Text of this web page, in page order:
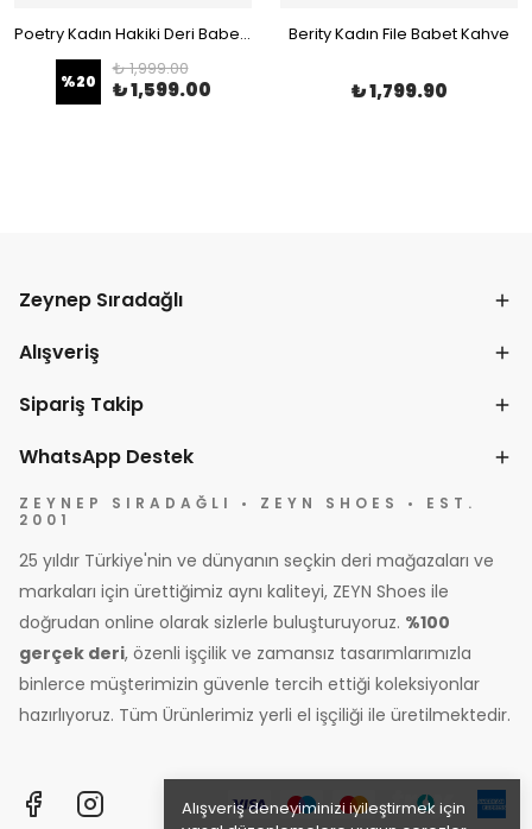
Alışveriş deneyiminizi iyileştirmek için
Poetry Kadın Hakiki Deri Babet Bej
%20
₺ 1,999.00
₺ 1,599.00
Berity Kadın File Babet Kahve
₺ 1,799.90
Zeynep Sıradağlı
Alışveriş
Sipariş Takip
WhatsApp Destek
ZEYNEP SIRADAĞLI • ZEYN SHOES • EST.
2001
25 yıldır Türkiye'nin ve dünyanın seçkin deri mağazaları ve
markaları için ürettiğimiz aynı kaliteyi, ZEYN Shoes ile
doğrudan online olarak sizlerle buluşturuyoruz. %100
gerçek deri, özenli işçilik ve zamansız tasarımlarımızla
binlerce müşterimizin güvenle tercih ettiği koleksiyonlar
hazırlıyoruz. Tüm Ürünlerimiz yerli el işçiliği ile üretilmektedir.